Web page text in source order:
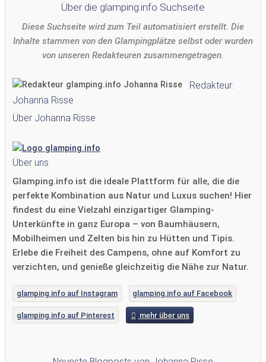
Über die glamping.info Suchseite
Diese Suchseite wird zum Teil automatisiert erstellt. Die
Inhalte stammen von den Glampingplätze selbst oder wurden
von unseren Redakteuren zusammengetragen.
Redakteur:
Johanna Risse
Über Johanna Risse
Über uns
Glamping.info ist die ideale Plattform für alle, die die
perfekte Kombination aus Natur und Luxus suchen! Hier
findest du eine Vielzahl einzigartiger Glamping-
Unterkünfte in ganz Europa – von Baumhäusern,
Mobilheimen und Zelten bis hin zu Hütten und Tipis.
Erlebe die Freiheit des Campens, ohne auf Komfort zu
verzichten, und genieße gleichzeitig die Nähe zur Natur.
glamping.info auf Instagram glamping.info auf Facebook
glamping.info auf Pinterest mehr über uns